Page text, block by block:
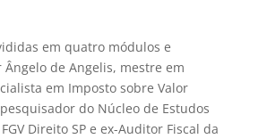
em quatro módulos e
de Angelis, mestre em
em Imposto sobre Valor
do Núcleo de Estudos
Direito SP e ex-Auditor Fiscal da